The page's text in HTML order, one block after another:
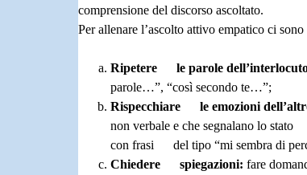
comprensione del discorso ascoltato.
Per allenare l’ascolto attivo empatico ci
Ripetere le parole
parole…”, “così secondo te…”;
Rispecchiare le emozioni
non verbale e che segnalano lo
con frasi del tipo “mi sembra di
Chiedere spiegazioni: fare